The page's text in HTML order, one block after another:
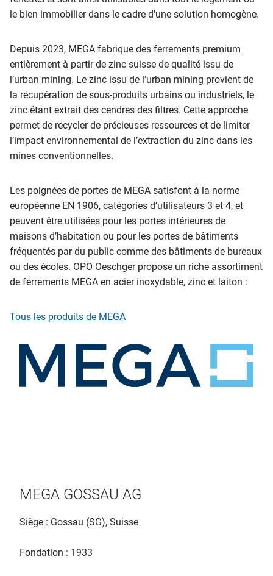
le bien immobilier dans le cadre d'une solution homogène.
Depuis 2023, MEGA fabrique des ferrements premium
entièrement à partir de zinc suisse de qualité issu de
l’urban mining. Le zinc issu de l’urban mining provient de
la récupération de sous-produits urbains ou industriels, le
zinc étant extrait des cendres des filtres. Cette approche
permet de recycler de précieuses ressources et de limiter
l’impact environnemental de l’extraction du zinc dans les
mines conventionnelles.
Les poignées de portes de MEGA satisfont à la norme
européenne EN 1906, catégories d’utilisateurs 3 et 4, et
peuvent être utilisées pour les portes intérieures de
maisons d’habitation ou pour les portes de bâtiments
fréquentés par du public comme des bâtiments de bureaux
ou des écoles. OPO Oeschger propose un riche assortiment
de ferrements MEGA en acier inoxydable, zinc et laiton :
Tous les produits de MEGA
MEGA GOSSAU AG
Siège : Gossau (SG), Suisse
Fondation : 1933